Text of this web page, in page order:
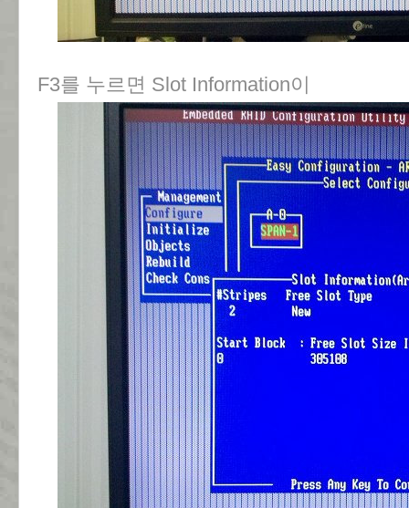
F3를 누르면 Slot Information이